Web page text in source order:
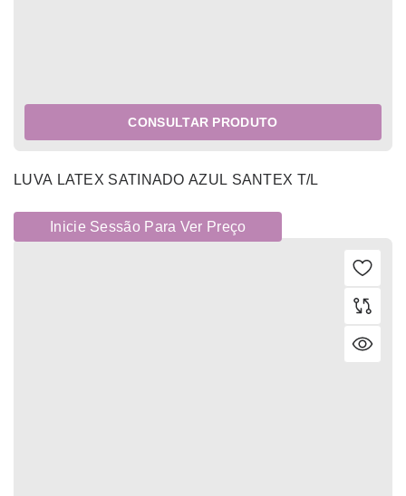
CONSULTAR PRODUTO
LUVA LATEX SATINADO AZUL SANTEX T/L
Inicie Sessão Para Ver Preço